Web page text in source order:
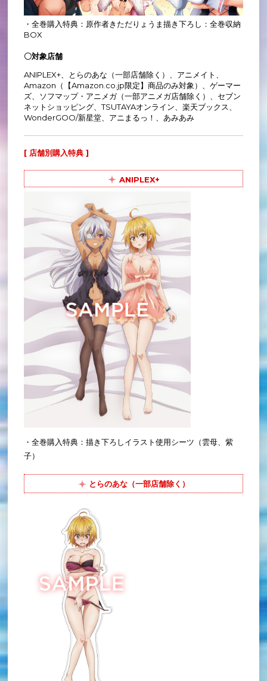
・全巻購入特典：原作者きただりょうま描き下ろし：全巻収納
BOX
〇対象店舗
ANIPLEX+、とらのあな（一部店舗除く）、アニメイト、
Amazon（【Amazon.co.jp限定】商品のみ対象）、ゲーマー
ズ、ソフマップ・アニメガ（一部アニメガ店舗除く）、セブン
ネットショッピング、TSUTAYAオンライン、楽天ブックス、
WonderGOO/新星堂、アニまるっ！、あみあみ
[ 店舗別購入特典 ]
ANIPLEX+
・全巻購入特典：描き下ろしイラスト使用シーツ（雲母、紫
子）
とらのあな（一部店舗除く）